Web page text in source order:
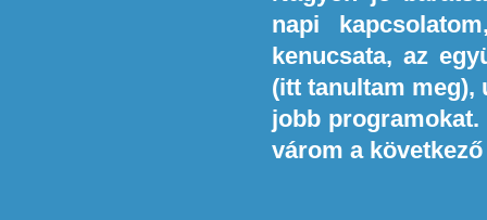
napi
kenucsata, az
(itt tanultam meg),
jobb
várom a